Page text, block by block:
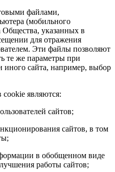
файлами,
(мобильного
Общества, указанных в
для отражения
Эти файлы позволяют
те же параметры при
сайта, например, выбор
являются:
сайтов;
сайтов, в том
в обобщенном виде
работы сайтов;